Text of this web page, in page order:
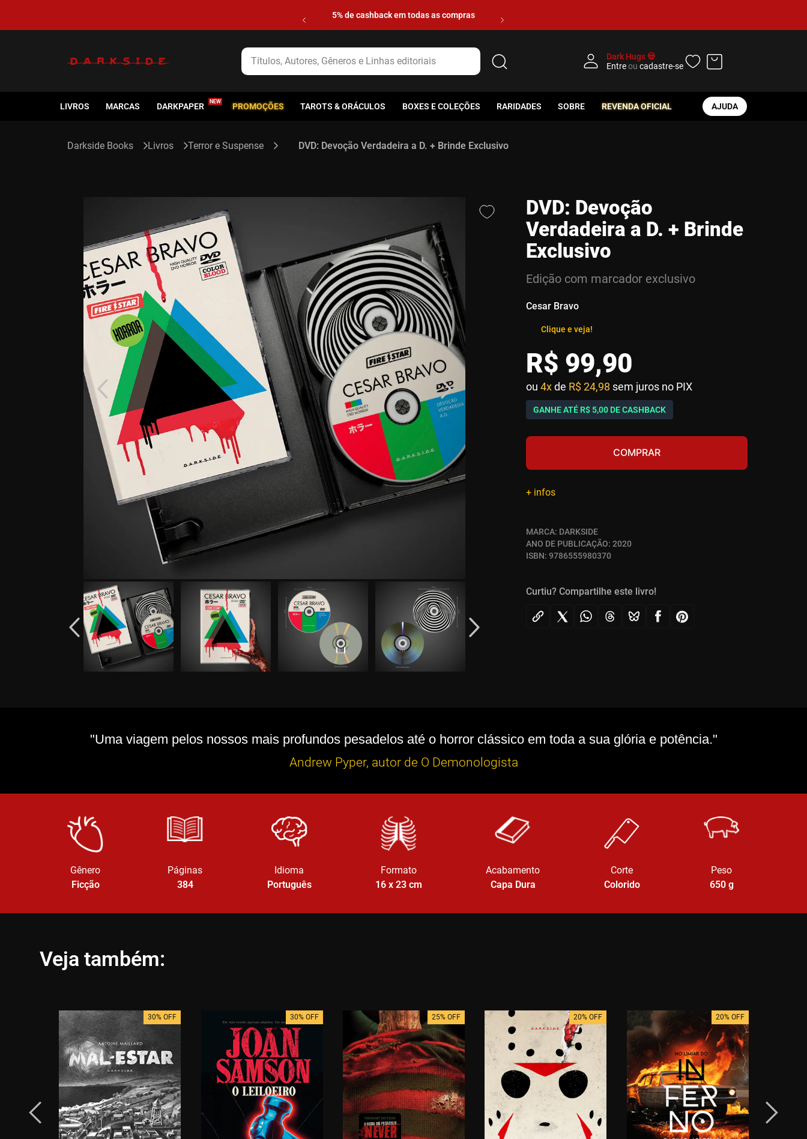
5% de cashback em todas as compras
Títulos, Autores, Gêneros e Linhas editoriais
Dark Hugs 💀
Entreou cadastre-se
LIVROS MARCAS DARKPAPER PROMOÇÕES TAROTS & ORÁCULOS BOXES E COLEÇÕES RARIDADES SOBRE REVENDA OFICIAL AJUDA
Livros Terror e Suspense DVD: Devoção Verdadeira a D. + Brinde Exclusivo
DVD: Devoção
Verdadeira a D. + Brinde
Exclusivo
Edição com marcador exclusivo
Cesar Bravo
Clique e veja!
R$ 99,90
ou 4xde R$ 24,98 sem juros no PIX
GANHE ATÉ R$ 5,00 DE CASHBACK
COMPRAR
+ infos
MARCA: DARKSIDE
ANO DE PUBLICAÇÃO: 2020
ISBN: 9786555980370
Curtiu? Compartilhe este livro!
"Uma viagem pelos nossos mais profundos pesadelos até o horror clássico em toda a sua glória e potência."
Andrew Pyper, autor de O Demonologista
Gênero
Ficção
Páginas
384
Idioma
Português
Formato
16 x 23cm
Acabamento
Capa Dura
Corte
Colorido
Peso
650g
Veja também:
30% OFF 30% OFF 25% OFF 20% OFF 20% OFF